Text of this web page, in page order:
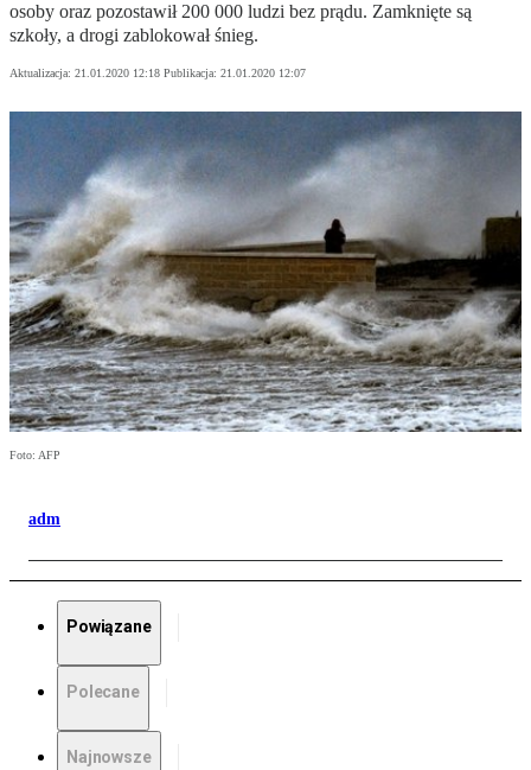
osoby oraz pozostawił 200 000 ludzi bez prądu. Zamknięte są
szkoły, a drogi zablokował śnieg.
Aktualizacja: 21.01.2020 12:18 Publikacja: 21.01.2020 12:07
Foto: AFP
adm
Powiązane
Polecane
Najnowsze